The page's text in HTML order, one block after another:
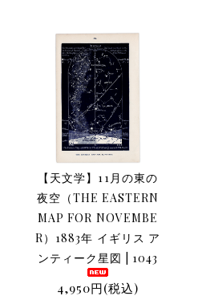
【天文学】11月の東の
夜空（THE EASTERN
MAP FOR NOVEMBE
R）1883年 イギリス ア
ンティーク星図 | 1043
4,950円(税込)